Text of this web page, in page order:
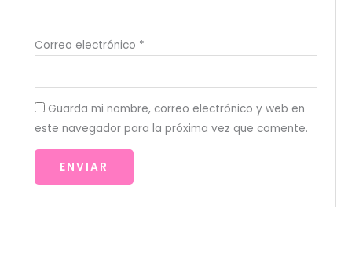
Correo electrónico *
Guarda mi nombre, correo electrónico y web en
este navegador para la próxima vez que comente.